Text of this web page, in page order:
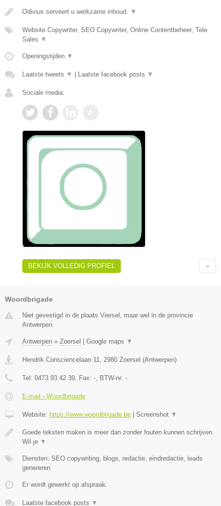
Odivius serveert u werkzame inhoud. ▼
Website Copywriter, SEO Copywriter, Online Contentbeheer, Tele
Sales ▼
Openingstijden ▼
Laatste tweets ▼ | Laatste facebook posts ▼
Sociale media:
BEKIJK VOLLEDIG PROFIEL
Woordbrigade
Niet gevestigd in de plaats Viersel, maar wel in de provincie
Antwerpen.
Antwerpen » Zoersel | Google maps ▼
Hendrik Consciencelaan 11 2980 Zoersel (Antwerpen)
Tel: 0473 93 42 39 , Fax: - , BTW-nr: -
E-mail › Woordbrigade
Website: https://www.woordbrigade.be | Screenshot ▼
Goede teksten maken is meer dan zonder fouten kunnen schrijven.
Wil je ▼
Diensten: SEO copywriting, blogs, redactie, eindredactie, leads
genereren
Er wordt gewerkt op afspraak.
Laatste facebook posts ▼